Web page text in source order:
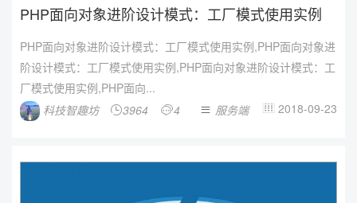
PHP面向对象进阶设计模式：工厂模式使用实例
PHP面向对象进阶设计模式：工厂模式使用实例,PHP面向对象进
阶设计模式：工厂模式使用实例,PHP面向对象进阶设计模式：工
厂模式使用实例,PHP面向...
科技智趣坊
3964 4  服务端  2018-09-23